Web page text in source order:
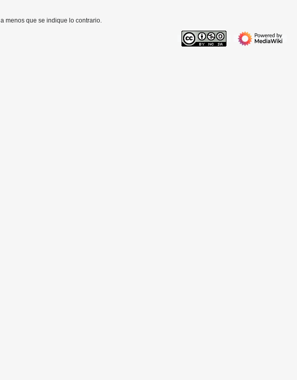
a menos que se indique lo contrario.